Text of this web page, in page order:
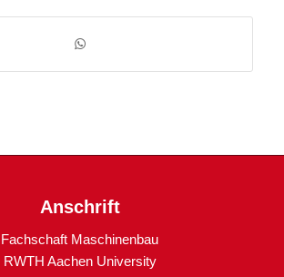
Anschrift
Fachschaft Maschinenbau
RWTH Aachen University